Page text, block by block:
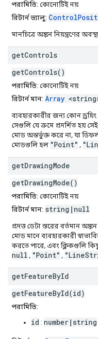
পরামিতি: কোনোটিই নয়
রিটার্ন ভ্যালু:
মানচিত্রে অঙ্কন নিয়ন্ত্রণের
getControls
getControls()
পরামিতি: কোনোটিই নয়
রিটার্ন মান: Array
ব্যবহারকারীর জন্য কোন
সেগুলি যে ক্রমে প্রদর্শিত হয়
মোড অন্তর্ভুক্ত করে না, যা
মোডগুলি হল "Point" ,
getDrawingMode
getDrawingMode()
পরামিতি: কোনোটিই নয়
রিটার্ন মান: string|null
প্রদত্ত ডেটা স্তরের বর্তমান
মোড মানে ব্যবহারকারী
করতে পারে, এবং ক্লিকগুলি
null , "Point" ,
getFeatureById
getFeatureById(id)
পরামিতি:
id : number|string